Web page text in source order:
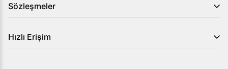
Sözleşmeler
Hızlı Erişim